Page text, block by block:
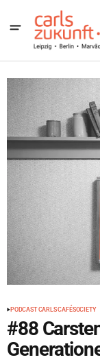
PODCAST CARLS CAFÉSOCIETY
#88